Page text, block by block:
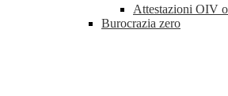
Attestazioni OIV
Burocrazia zero